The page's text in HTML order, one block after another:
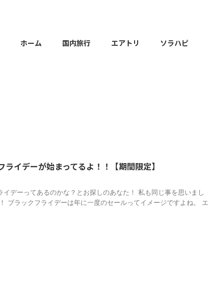
ホーム 国内旅行 エアトリ ソラハピ
イデーが始まってるよ！！【期間限定】
イデーってあるのかな？とお探しのあなた！ 私も同じ事を思いまし
ブラックフライデーは年に一度のセールってイメージですよね。 エ